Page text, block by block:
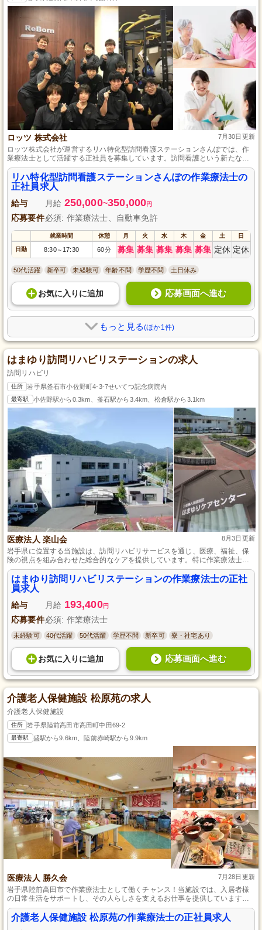
ロッツ 株式会社 7月30日更新
ロッツ株式会社が運営するリハ特化型訪問看護ステーションさんぽでは、作
業療法士として活躍する正社員を募集しています。訪問看護という新たなフ
ィールドで、利用者の生活の質を向上させるお仕事に挑戦しませんか？資格
や経験は不問。充実したサポート体制のもと、やりがいのある環境であなた
のスキルを発揮してください。
リハ特化型訪問看護ステーションさんぽの作業療法士の
正社員求人
給与 月給 250,000~350,000円
応募要件必須: 作業療法士、自動車免許
就業時間 休憩 月 火 水 木 金 土 日
日勤 8:30～ 17:30 60分 募集 募集 募集 募集 募集 定休 定休
50代活躍 新卒可 未経験可 年齢不問 学歴不問 土日休み
お気に入り に追加 応募画面へ進む
もっと見る(ほか1件)
はまゆり訪問リハビリステーションの求人
訪問リハビリ
住所 岩手県釜石市小佐野町4-3-7せいてつ記念病院内
最寄駅 小佐野駅から0.3km、釜石駅から3.4km、松倉駅から3.1km
医療法人 楽山会 8月3日更新
岩手県に位置する当施設は、訪問リハビリサービスを通じ、医療、福祉、保
険の視点を組み合わせた総合的なケアを提供しています。特に作業療法士と
して働くには、人との触れ合いを大切にし、笑顔を絶やさないことが重要
で、技術や専門知識の向上にも力を入れ、地域の方々が健康でいられるよう
サポートしています。経験や年齢を問わず、働きやすさを追求し、特別休暇
サービスも充実しており、スキルアップしたい方には最適な環境です。
はまゆり訪問リハビリステーションの作業療法士の正社
員求人
給与 月給 193,400円
応募要件必須: 作業療法士
未経験可 40代活躍 50代活躍 学歴不問 新卒可 寮・社宅あり
お気に入り に追加 応募画面へ進む
介護老人保健施設 松原苑の求人
介護老人保健施設
住所 岩手県陸前高田市高田町中田69-2
最寄駅 盛駅から9.6km、陸前赤崎駅から9.9km
医療法人 勝久会 7月28日更新
岩手県陸前高田市で作業療法士として働くチャンス！当施設では、入居者様
の日常生活をサポートし、その人らしさを支えるお仕事を提供しています。
未経験者も大歓迎で、充実した研修制度があるため安心して始められます。
安定した正社員の環境で、あなたの専門性を活かし、スキルアップが目指せ
る職場です。一緒に入居者様の生活を豊かにしましょう。
介護老人保健施設 松原苑の作業療法士の正社員求人